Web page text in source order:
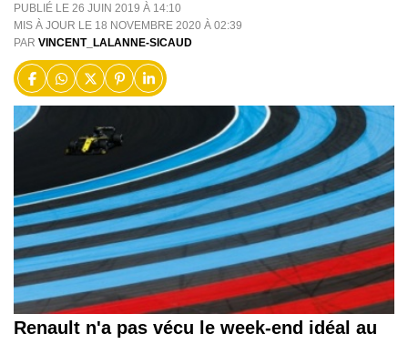
PUBLIÉ LE 26 JUIN 2019 À 14:10
MIS À JOUR LE 18 NOVEMBRE 2020 À 02:39
PAR VINCENT_LALANNE-SICAUD
Renault n'a pas vécu le week-end idéal au